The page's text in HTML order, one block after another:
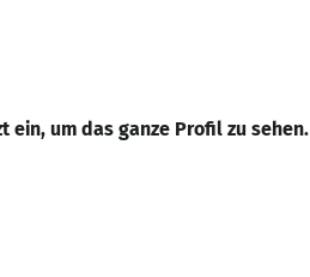
ein, um das ganze Profil zu sehen.